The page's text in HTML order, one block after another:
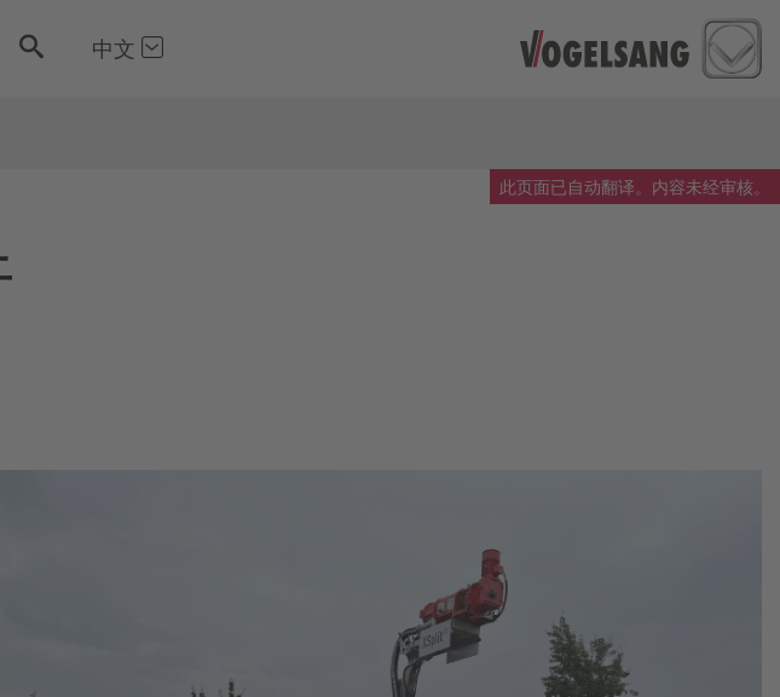
中文
此页面已自动翻译。内容未经审核。